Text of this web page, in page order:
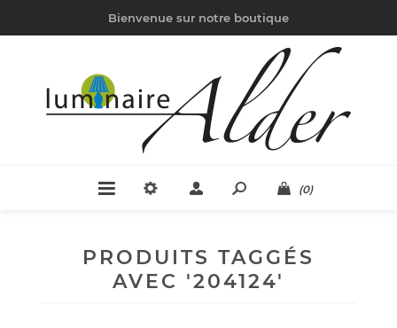
Bienvenue sur notre boutique
(0)
PRODUITS TAGGÉS
AVEC '204124'